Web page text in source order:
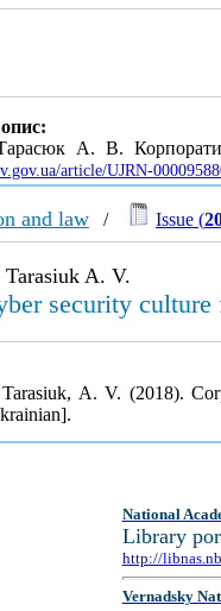
А. В.
article/UJRN-
and law/ Issue (
A. V.
security
A. V. (2018).
National
Library
http://
Vernadsky